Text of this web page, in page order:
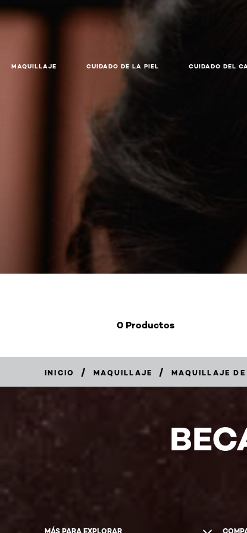
MAQUILLAJE CUIDADO DE LA PIEL CUIDADO DEL
0 Productos
INICIO / MAQUILLAJE / MAQUILLAJE
MÁS PARA EXPLORAR